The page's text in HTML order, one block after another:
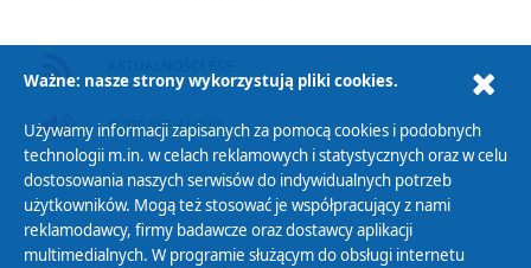
PODCAST AUDIO
Ważne: nasze strony wykorzystują pliki cookies.
Używamy informacji zapisanych za pomocą cookies i podobnych
technologii m.in. w celach reklamowych i statystycznych oraz w celu
dostosowania naszych serwisów do indywidualnych potrzeb
użytkowników. Mogą też stosować je współpracujący z nami
reklamodawcy, firmy badawcze oraz dostawcy aplikacji
multimedialnych. W programie służącym do obsługi internetu